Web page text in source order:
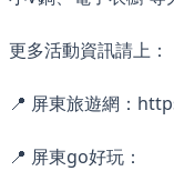
更多活動資訊請上：
📍 屏東旅遊網：
📍 屏東go好玩：